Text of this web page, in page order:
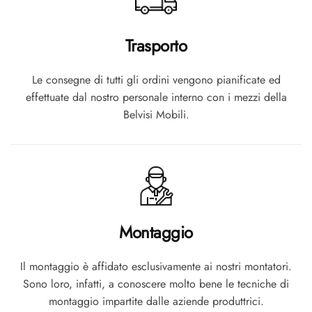
Trasporto
Le consegne di tutti gli ordini vengono pianificate ed
effettuate dal nostro personale interno con i mezzi della
Belvisi Mobili.
Montaggio
Il montaggio è affidato esclusivamente ai nostri montatori.
Sono loro, infatti, a conoscere molto bene le tecniche di
montaggio impartite dalle aziende produttrici.